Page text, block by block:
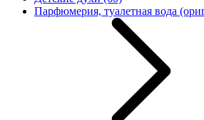
Парфюмерия, туалетная вода